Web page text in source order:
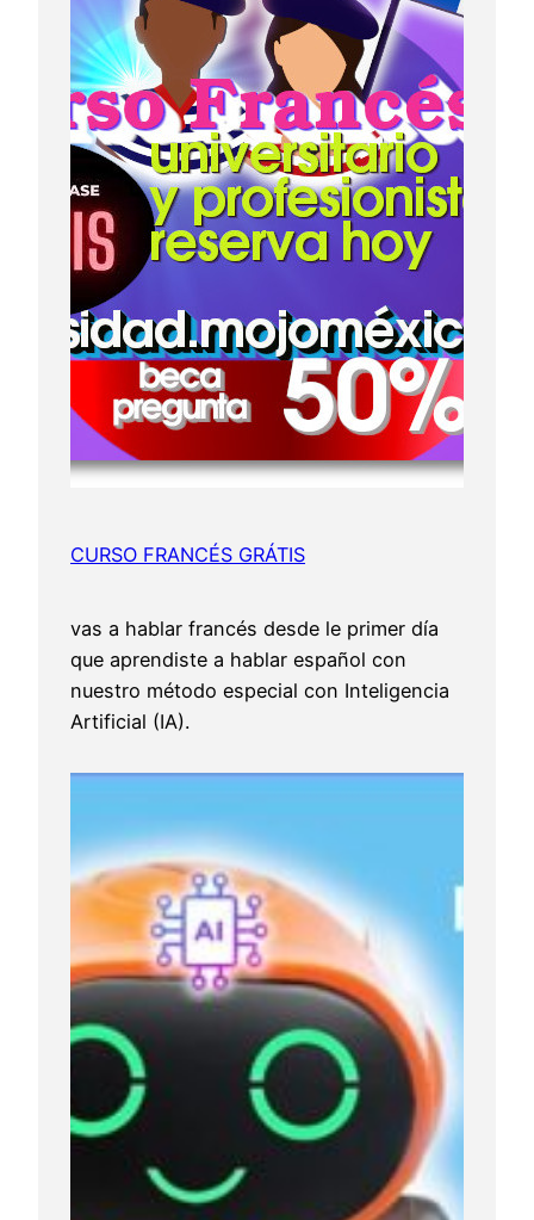
CURSO FRANCÉS GRÁTIS
vas a hablar francés desde le primer día
que aprendiste a hablar español con
nuestro método especial con Inteligencia
Artificial (IA).